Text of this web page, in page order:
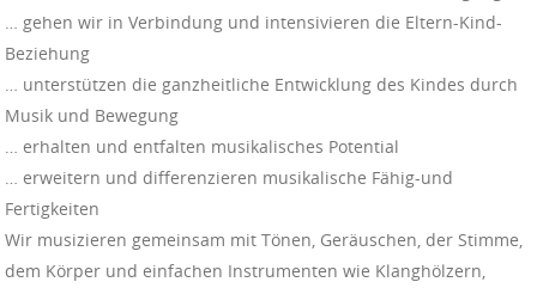
… gehen wir in Verbindung und intensivieren die Eltern-Kind-
Beziehung
… unterstützen die ganzheitliche Entwicklung des Kindes durch
Musik und Bewegung
… erhalten und entfalten musikalisches Potential
… erweitern und differenzieren musikalische Fähig-und
Fertigkeiten
Wir musizieren gemeinsam mit Tönen, Geräuschen, der Stimme,
dem Körper und einfachen Instrumenten wie Klanghölzern,